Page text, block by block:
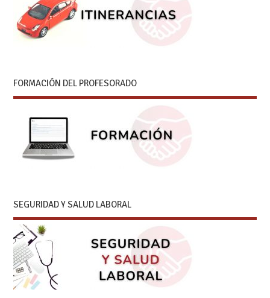
FORMACIÓN DEL PROFESORADO
SEGURIDAD Y SALUD LABORAL